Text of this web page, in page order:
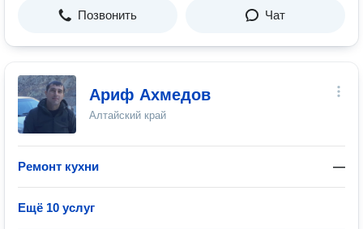
Позвонить Чат
Ариф Ахмедов
Алтайский край
Ремонт кухни —
Ещё 10 услуг